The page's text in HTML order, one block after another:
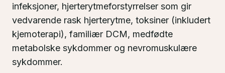
infeksjoner, hjerterytmeforstyrrelser som gir
vedvarende rask hjerterytme, toksiner (inkludert
kjemoterapi), familiær DCM, medfødte
metabolske sykdommer og nevromuskulære
sykdommer.